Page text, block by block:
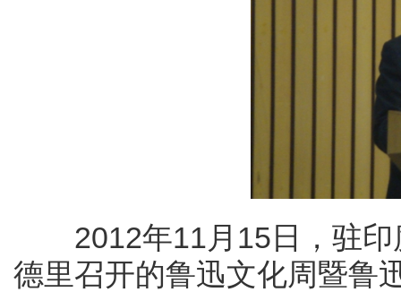
2012年11月15日，驻印
德里召开的鲁迅文化周暨鲁